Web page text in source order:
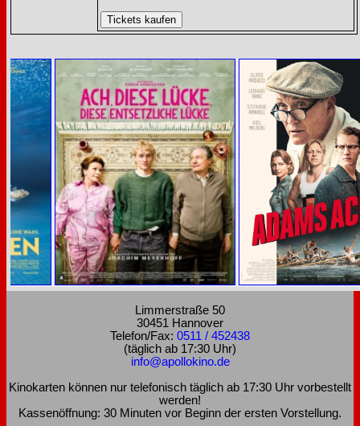
Limmerstraße 50
30451 Hannover
Telefon/Fax: 0511 / 452438
(täglich ab 17:30 Uhr)
info@apollokino.de
Kinokarten können nur telefonisch täglich ab 17:30 Uhr vorbestellt
werden!
Kassenöffnung: 30 Minuten vor Beginn der ersten Vorstellung.